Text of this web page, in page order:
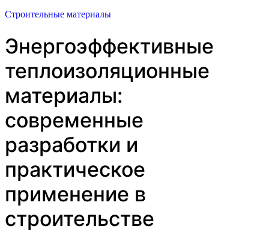
Строительные материалы
Энергоэффективные
теплоизоляционные
материалы:
современные
разработки и
практическое
применение в
строительстве